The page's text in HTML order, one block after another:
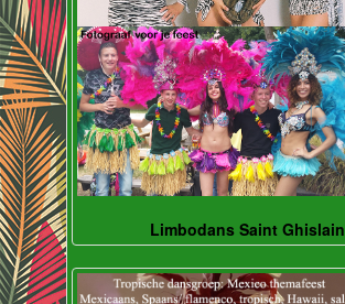
Limbodans Saint Ghislain